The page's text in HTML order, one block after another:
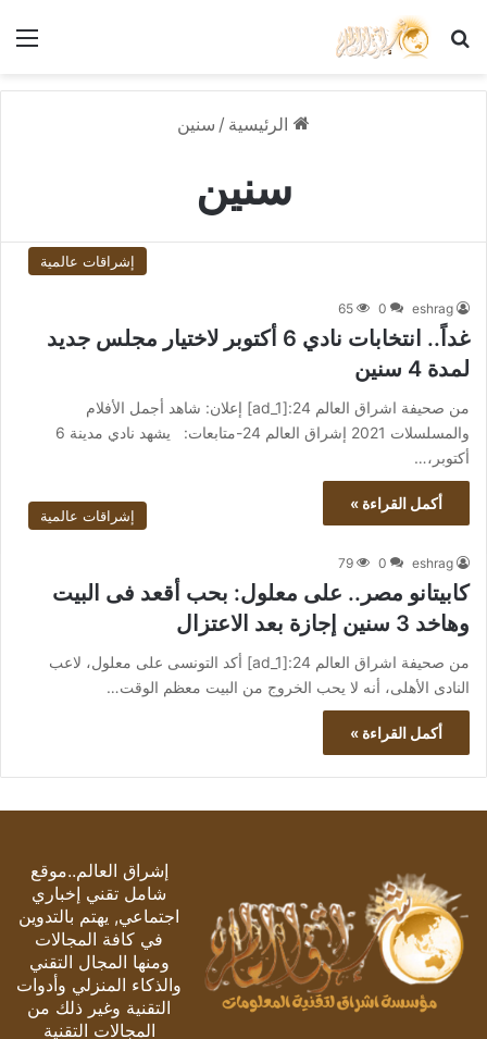
بحث عن
الرئيسية / سنين
سنين
إشراقات عالمية
eshrag
0
65
غداً.. انتخابات نادي 6 أكتوبر لاختيار مجلس جديد
لمدة 4 سنين
من صحيفة اشراق العالم 24:[ad_1] إعلان: شاهد أجمل الأفلام
والمسلسلات 2021 إشراق العالم 24-متابعات: يشهد نادي مدينة 6
أكتوبر،…
أكمل القراءة »
إشراقات عالمية
eshrag
0
79
كابيتانو مصر.. على معلول: بحب أقعد فى البيت
وهاخد 3 سنين إجازة بعد الاعتزال
من صحيفة اشراق العالم 24:[ad_1] أكد التونسى على معلول، لاعب
النادى الأهلى، أنه لا يحب الخروج من البيت معظم الوقت…
أكمل القراءة »
إشراق العالم..موقع
شامل تقني إخباري
اجتماعي, يهتم بالتدوين
في كافة المجالات
ومنها المجال التقني
والذكاء المنزلي وأدوات
التقنية وغير ذلك من
المجالات التقنية